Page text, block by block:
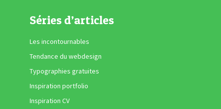
Séries d’articles
Les incontournables
Tendance du webdesign
Typographies gratuites
Inspiration portfolio
Inspiration CV